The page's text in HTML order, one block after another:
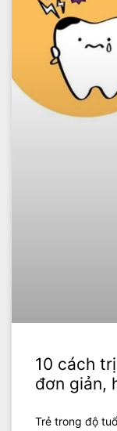
10 cách
đơn giản,
Trẻ trong độ